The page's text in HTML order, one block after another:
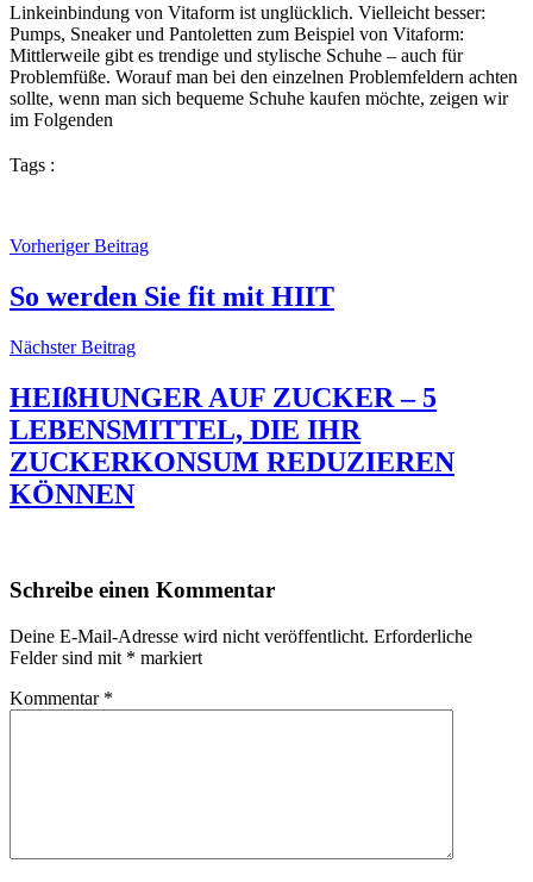
Linkeinbindung von Vitaform ist unglücklich. Vielleicht besser:
Pumps, Sneaker und Pantoletten zum Beispiel von Vitaform:
Mittlerweile gibt es trendige und stylische Schuhe – auch für
Problemfüße. Worauf man bei den einzelnen Problemfeldern achten
sollte, wenn man sich bequeme Schuhe kaufen möchte, zeigen wir
im Folgenden
Tags :
Vorheriger Beitrag
So werden Sie fit mit HIIT
Nächster Beitrag
HEIßHUNGER AUF ZUCKER – 5
LEBENSMITTEL, DIE IHR
ZUCKERKONSUM REDUZIEREN
KÖNNEN
Schreibe einen Kommentar
Deine E-Mail-Adresse wird nicht veröffentlicht. Erforderliche
Felder sind mit * markiert
Kommentar *